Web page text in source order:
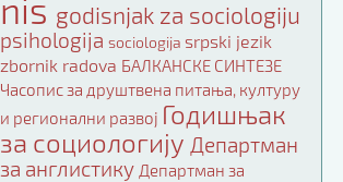
nis godisnjak za sociologiju
psihologija sociologija srpski jezik
zbornik radova БАЛКАНСКЕ СИНТЕЗЕ
Часопис за друштвена питања, културу
и регионални развој Годишњак
за социологију Департман
за англистику Департман за